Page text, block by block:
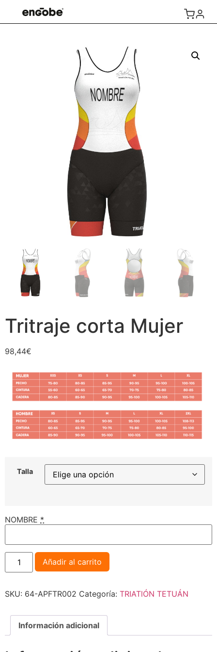
Tritraje corta Mujer
98,44€
Talla
NOMBRE *
Añadir al carrito
SKU: 64-APFTR002 Categoría: TRIATlÓN TETUÁN
Información adicional